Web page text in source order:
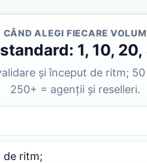
CÂND ALEGI FIECARE VOLUM
1, 10,
și început de ritm;
250+ = agenții și reselleri.
de ritm;